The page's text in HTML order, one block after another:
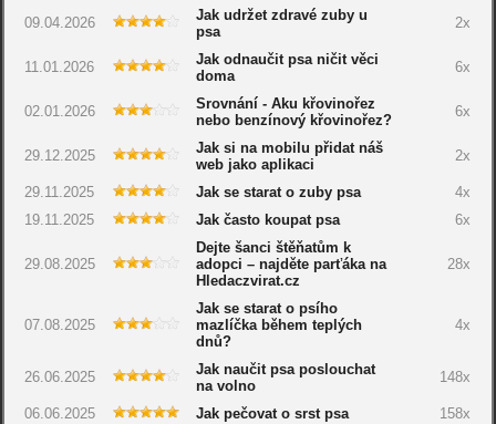
09.04.2026
Jak udržet zdravé zuby u
psa
2x
11.01.2026
Jak odnaučit psa ničit věci
doma
6x
02.01.2026
Srovnání - Aku křovinořez
nebo benzínový křovinořez?
6x
29.12.2025
Jak si na mobilu přidat náš
web jako aplikaci
2x
29.11.2025 Jak se starat o zuby psa
4x
19.11.2025
Jak často koupat psa 6x
29.08.2025
Dejte šanci štěňatům k
adopci – najděte parťáka na
Hledaczvirat.cz
28x
07.08.2025
Jak se starat o psího
mazlíčka během teplých
dnů?
4x
26.06.2025
Jak naučit psa poslouchat
na volno
148x
06.06.2025 Jak pečovat o srst psa 158x